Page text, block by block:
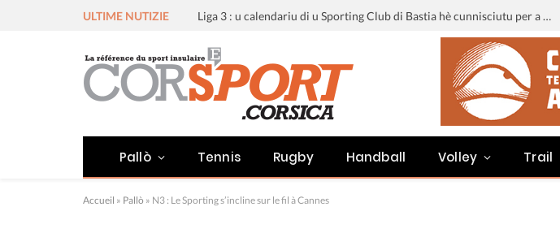
ULTIME NUTIZIE Liga 3 : u calendariu di u Sporting Club di Bastia hè cunnisciutu per a staghjoni 2026-2027
Pallò Tennis Rugby Handball Volley Trail
Accueil » Pallò » N3 : Le Sporting s’incline sur le fil à Cannes